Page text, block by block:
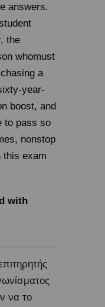
answers.
the
whomust
a
year-
boost, and
to pass so
nonstop
this exam
with
να το